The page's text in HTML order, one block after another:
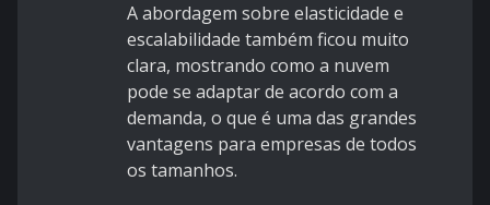
A abordagem sobre elasticidade e
escalabilidade também ficou muito
clara, mostrando como a nuvem
pode se adaptar de acordo com a
demanda, o que é uma das grandes
vantagens para empresas de todos
os tamanhos.